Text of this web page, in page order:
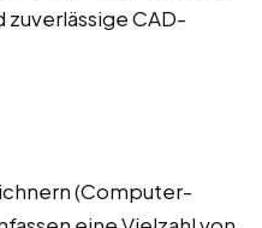
CAD-
(Computer-